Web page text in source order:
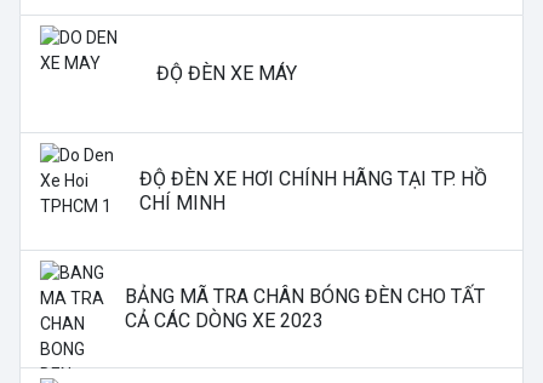
ĐỘ ĐÈN XE MÁY
ĐỘ ĐÈN XE HƠI CHÍNH HÃNG TẠI TP. HỒ
CHÍ MINH
BẢNG MÃ TRA CHÂN BÓNG ĐÈN CHO TẤT
CẢ CÁC DÒNG XE 2023